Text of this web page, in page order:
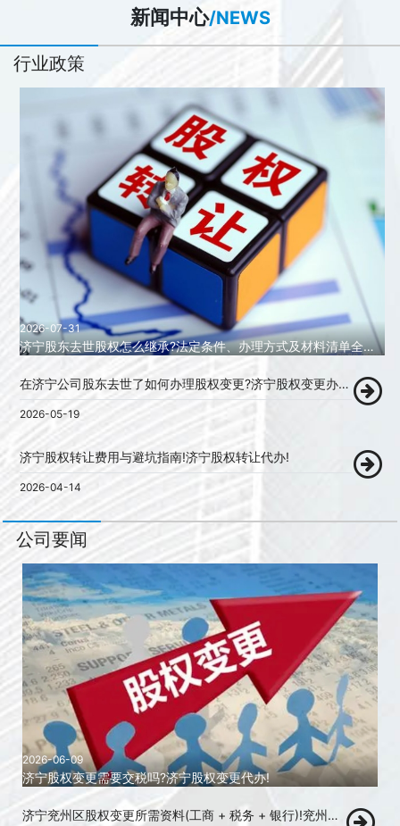
新闻中心/NEWS
行业政策
2026-07-31
济宁股东去世股权怎么继承?法定条件、办理方式及材料清单全解析!
在济宁公司股东去世了如何办理股权变更?济宁股权变更办理代办!
2026-05-19
济宁股权转让费用与避坑指南!济宁股权转让代办!
2026-04-14
公司要闻
2026-06-09
济宁股权变更需要交税吗?济宁股权变更代办!
济宁兖州区股权变更所需资料(工商 + 税务 + 银行)!兖州区股权变更代办!